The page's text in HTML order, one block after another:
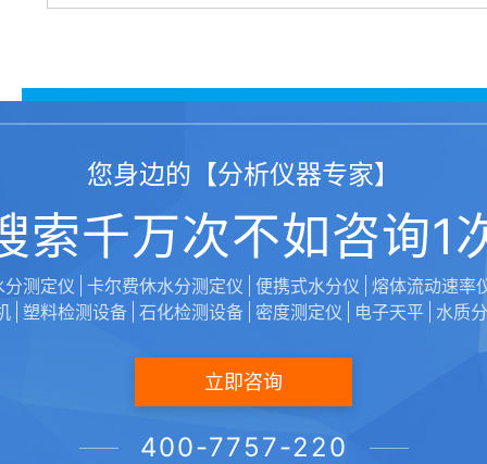
声明：本文由【维科美拓/VicoMeter】编辑上传发布，转载此文
您身边的【分析仪器专家】
索千万次不如咨询1
分测定仪 卡尔费休水分测定仪 便携式水分仪 熔体流动速率
塑料检测设备 石化检测设备 密度测定仪 电子天平 水质
立即咨询
400-7757-220